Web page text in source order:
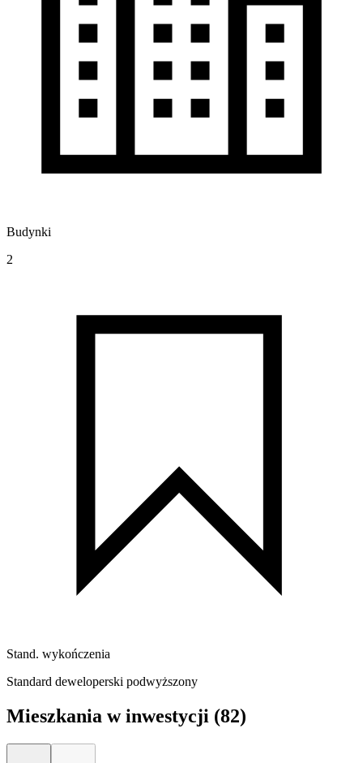
Budynki
2
Stand. wykończenia
Standard deweloperski podwyższony
Mieszkania w inwestycji (82)